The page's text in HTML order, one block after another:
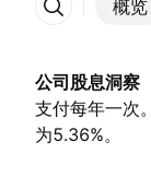
概览
更
公司股息洞察
支付每年一次
为5.36%。